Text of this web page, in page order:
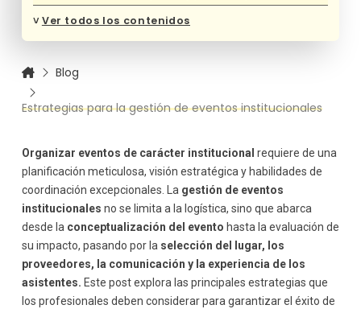
Elaboración de un plan de acción detallado
Elección del espacio adecuado
Planificación logística y cronograma
Estrategia de comunicación interna y externa
Herramientas y canales de difusión
Diseño de materiales de apoyo
Gestión del equipo y coordinación durante el evento
Selección y formación del equipo
Asignación de roles y responsabilidades
Monitoreo en tiempo real
Evaluación y retroalimentación post-evento
˅Ver todos los contenidos
Blog
Estrategias para la gestión de eventos institucionales
Organizar eventos de carácter institucional requiere de una
planificación meticulosa, visión estratégica y habilidades de
coordinación excepcionales. La gestión de eventos
institucionales no se limita a la logística, sino que abarca
desde la conceptualización del evento hasta la evaluación de
su impacto, pasando por laselección del lugar, los
proveedores, la comunicación y la experiencia de los
asistentes. Este post explora las principales estrategias que
los profesionales deben considerar para garantizar el éxito de